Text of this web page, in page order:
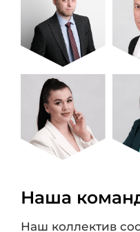
Наша
Наш коллектив